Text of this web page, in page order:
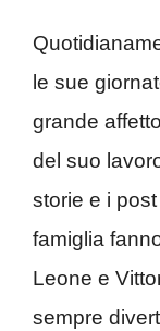
le sue
grande
del suo
storie e i
famiglia
Leone e
sempre